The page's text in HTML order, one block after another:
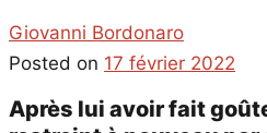
Giovanni Bordonaro
Posted on 17 février 2022
Après lui avoir fait